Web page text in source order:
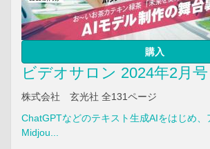
購入
ビデオサロン 2024年2月号
株式会社 玄光社 全131ページ
ChatGPTなどのテキスト生成AIをはじめ
Midjou...